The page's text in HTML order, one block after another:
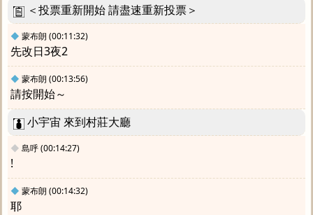
＜投票重新開始 請盡速重新投票＞
◆ 蒙布朗 (00:11:32)
先改日3夜2
◆ 蒙布朗 (00:13:56)
請按開始～
小宇宙 來到村莊大廳
◆ 島呼(00:14:27)
!
◆ 蒙布朗 (00:14:32)
耶